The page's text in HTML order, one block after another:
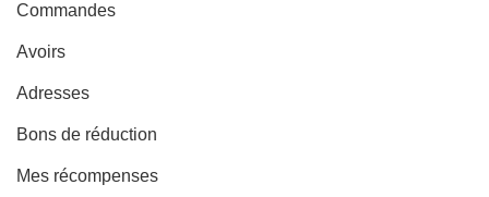
Commandes
Avoirs
Adresses
Bons de réduction
Mes récompenses